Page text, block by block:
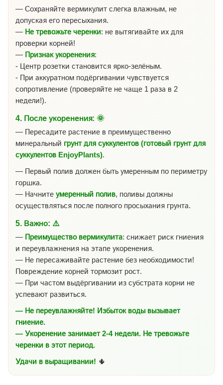
— Сохраняйте вермикулит слегка влажным, не
допуская его пересыхания.
— Не тревожьте черенки: не вытягивайте их для
проверки корней!
— Признак укоренения:
- Центр розетки становится ярко-зелёным.
- При аккуратном подёргивании чувствуется
сопротивление (проверяйте не чаще 1 раза в 2
недели!).
4. После укоренения: 🌞
— Пересадите растение в преимущественно
минеральный грунт для суккулентов (готовый грунт для
суккулентов EnjoyPlants).
— Первый полив должен быть умеренным по периметру
горшка.
— Начните умеренный полив, поливы должны
осуществляться после полного просыхания грунта.
5. Важно: ⚠️
— Преимущество вермикулита: снижает риск гниения
и переувлажнения на этапе укоренения.
— Не пересаживайте растение без необходимости!
Повреждение корней тормозит рост.
— При частом выдёргивании из субстрата корни не
успевают развиться.
— Не переувлажняйте! Избыток воды вызывает
гниение.
— Укоренение занимает 2-4 недели. Не тревожьте
черенки в этот период.
Удачи в выращивании! 🌵